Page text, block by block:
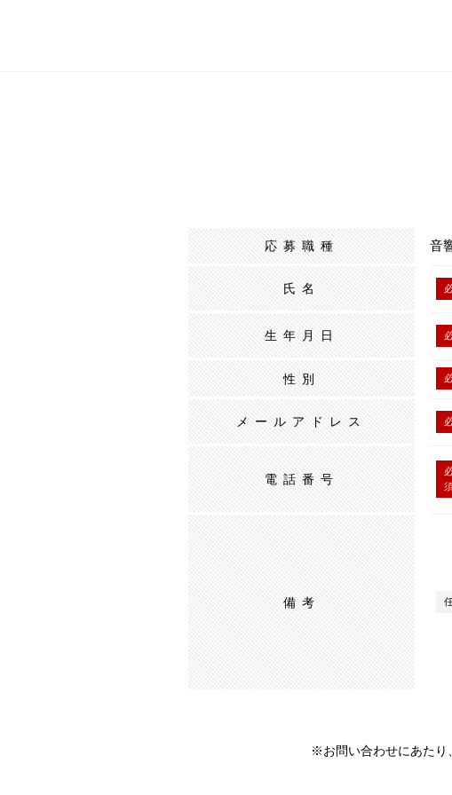
応募職種 音
氏名
生年月日
性別
メールアドレス
電話番号
備考
※お問い合わせにあたり、